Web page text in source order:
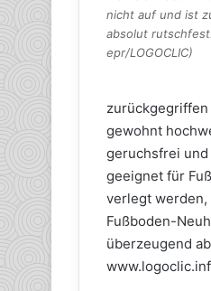
nicht auf und ist
absolut
epr/LOGOCLIC)
gewohnt
geruchsfrei
geeignet für
verlegt werden,
Fußboden-
überzeugend